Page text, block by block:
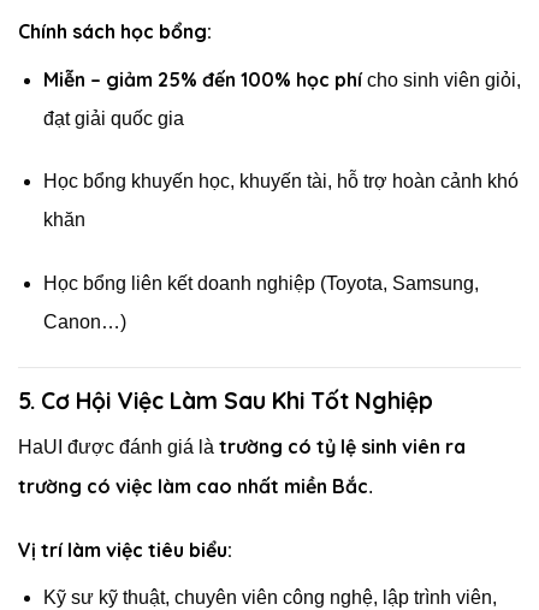
Chính sách học bổng:
Miễn – giảm 25% đến 100% học phícho sinh viên giỏi,
đạt giải quốc gia
Học bổng khuyến học, khuyến tài, hỗ trợ hoàn cảnh khó
khăn
Học bổng liên kết doanh nghiệp (Toyota, Samsung,
Canon…)
5. Cơ Hội Việc Làm Sau Khi Tốt Nghiệp
HaUI được đánh giá là trường có tỷ lệ sinh viên ra
trường có việc làm cao nhất miền Bắc.
Vị trí làm việc tiêu biểu:
Kỹ sư kỹ thuật, chuyên viên công nghệ, lập trình viên,